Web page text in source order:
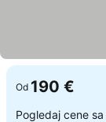
Od 190 €
Pogledaj cene sa